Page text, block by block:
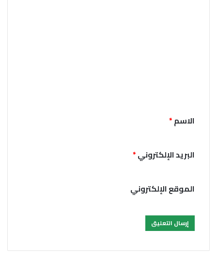
الاسم*
البريد الإلكتروني*
الموقع الإلكتروني